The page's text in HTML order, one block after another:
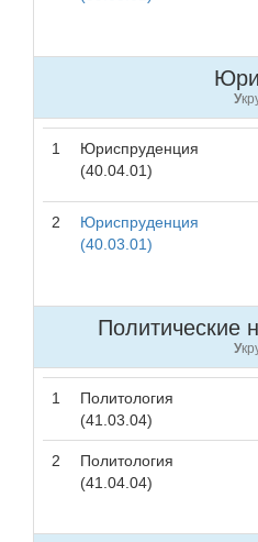
У
1
Юриспруденция
(40.04.01)
2
Юриспруденция
(40.03.01)
Политические
У
1
Политология
(41.03.04)
2
Политология
(41.04.04)